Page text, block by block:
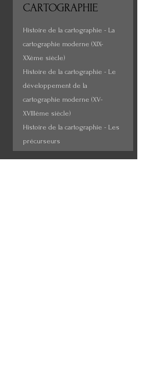
CARTOGRAPHIE
Histoire de la cartographie - La
cartographie moderne (XIX-
XXème siècle)
Histoire de la cartographie - Le
développement de la
cartographie moderne (XV-
XVIIIème siècle)
Histoire de la cartographie - Les
précurseurs